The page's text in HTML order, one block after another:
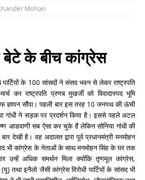
Mohan
के बीच कांग्रेस
पार्टियों के 100 सांसदों ने संसद भवन से लेकर राष्ट्रपति
कर राष्ट्रपति प्रणब मुखर्जी को विवादास्पद भूमि
ज्ञापन सौंपा। पहली बार इस तरह 10 जनपथ की ऊंची
गांधी ने सड़क पर प्रदर्शन किया है। इससे पहले अटल
आडवाणी सब ऐसा कर चुके हैं लेकिन सोनिया गांधी की
देखी है। वह अदालत द्वारा पूर्व प्रधानमंत्री मनमोहन
भी कांग्रेस के नेताओं के साथ मनमोहन सिंह के घर तक
उन्हें अधिक समर्थन मिला क्योंकि तृणमूल कांग्रेस,
तथा इनैलो जैसी कांग्रेस विरोधी पार्टियों के सांसद भी